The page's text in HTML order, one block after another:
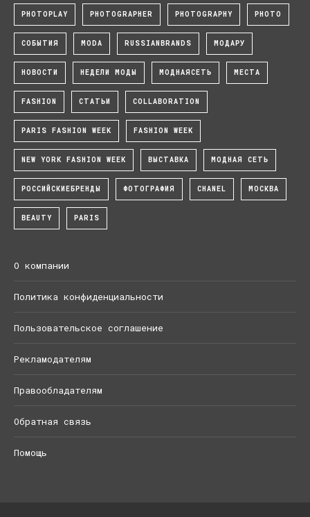
PHOTOPLAY PHOTOGRAPHER PHOTOGRAPHY PHOTO
СОБЫТИЯ MODA RUSSIANBRANDS МОДАРУ
НОВОСТИ НЕДЕЛИ МОДЫ МОДНАЯСЕТЬ МЕСТА
FASHION СТАТЬИ COLLABORATION
PARIS FASHION WEEK FASHION WEEK
NEW YORK FASHION WEEK ВЫСТАВКА МОДНАЯ СЕТЬ
РОССИЙСКИЕБРЕНДЫ ФОТОГРАФИЯ CHANEL МОСКВА
BEAUTY PARIS
О компании
Политика конфиденциальности
Пользовательское соглашение
Рекламодателям
Правообладателям
Обратная связь
Помощь